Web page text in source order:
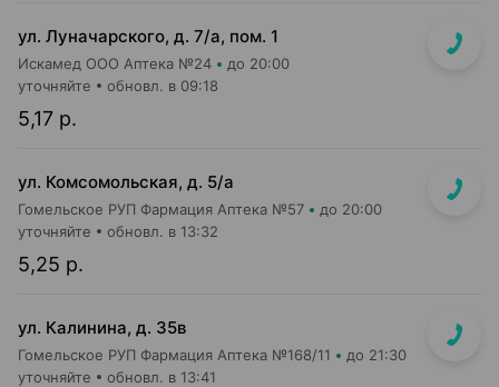
ул. Луначарского, д. 7/а, пом. 1
Искамед ООО Аптека №24 до 20:00
5,17 р.
уточняйте обновл. в 09:18
ул. Комсомольская, д. 5/а
Гомельское РУП Фармация Аптека №57 до 20:00
5,25 р.
уточняйте обновл. в 13:32
ул. Калинина, д. 35в
Гомельское РУП Фармация Аптека №168/11 до 21:30
уточняйте обновл. в 13:41